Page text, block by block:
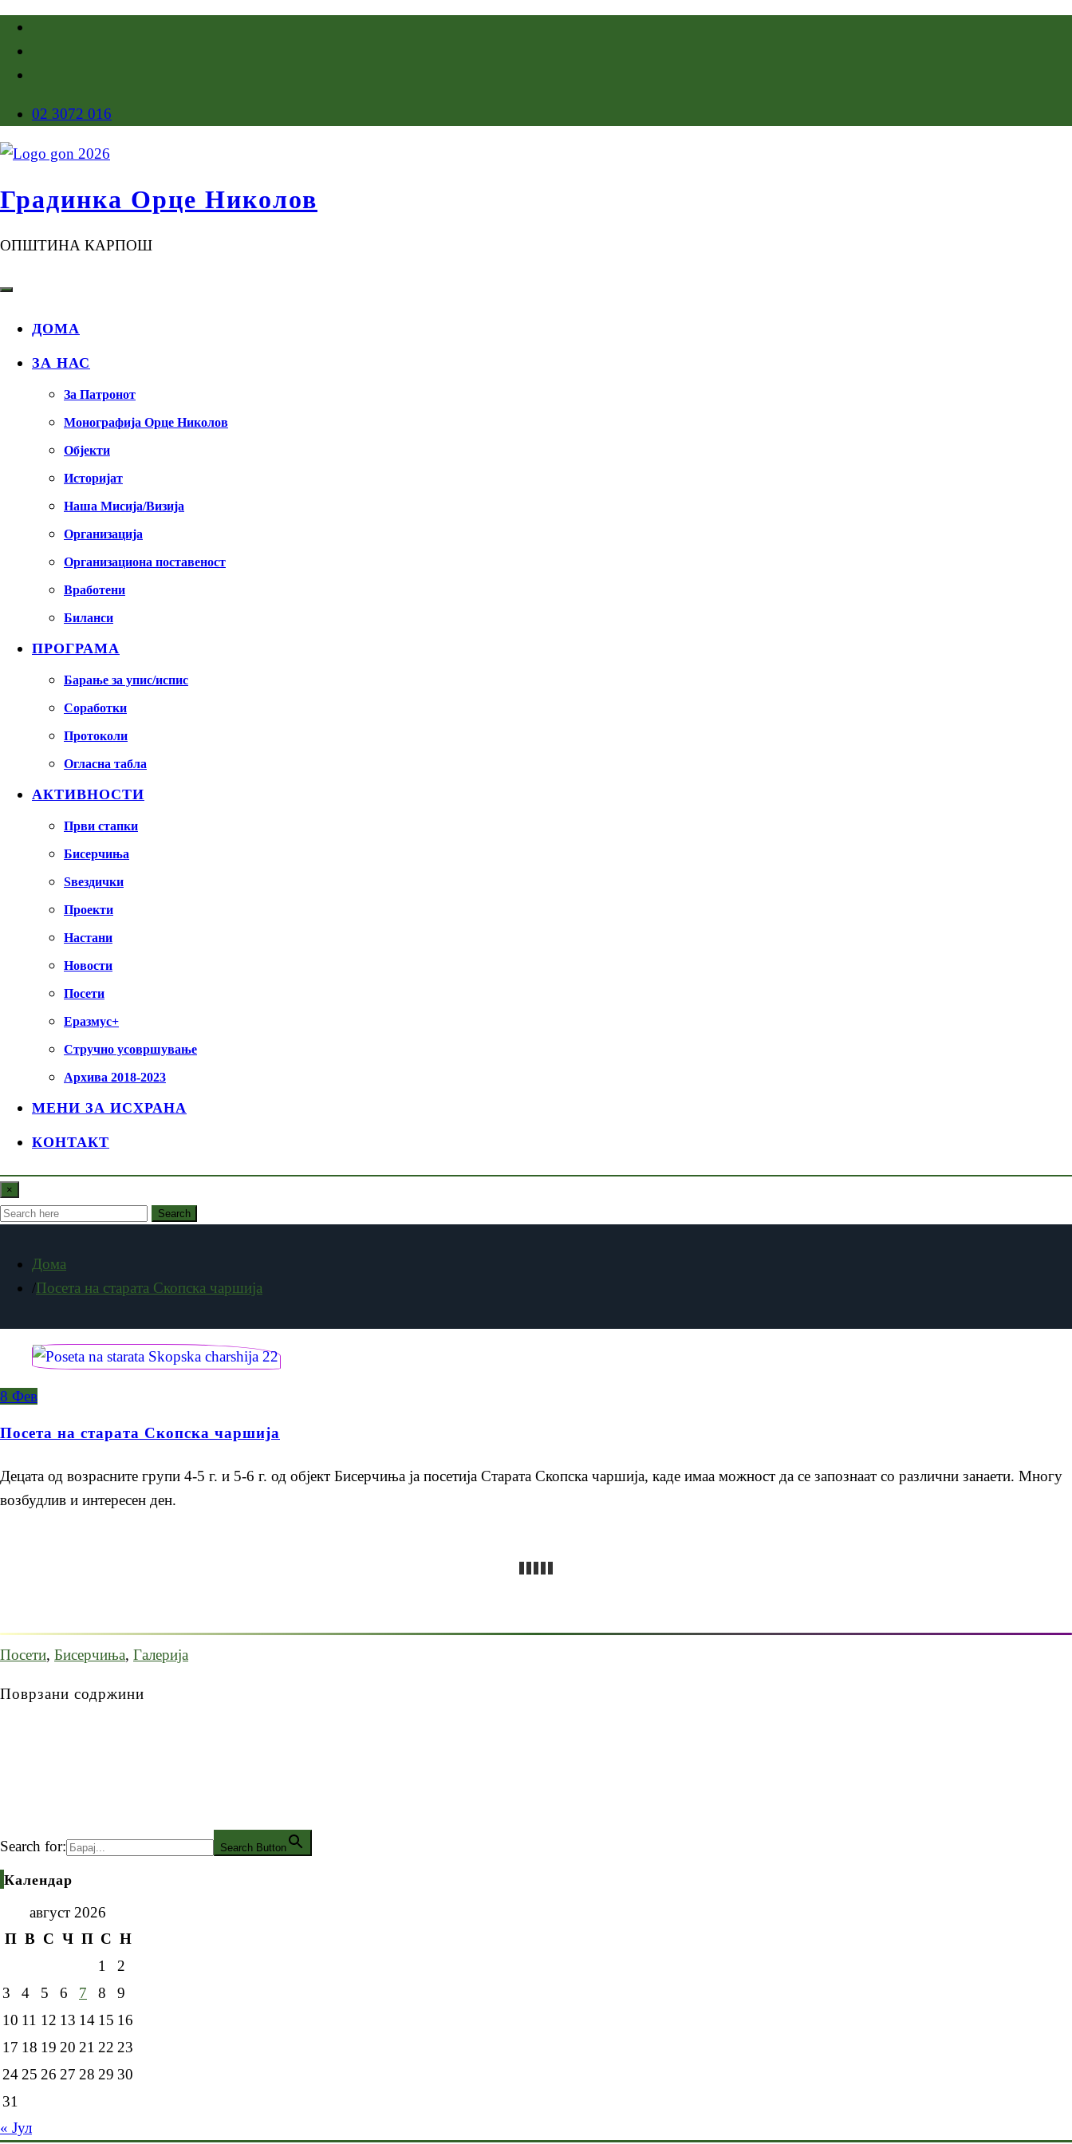
02 3072 016
Градинка Орце Николов
ОПШТИНА КАРПОШ
ДОМА
ЗА НАС
За Патронот
Монографија Орце Николов
Објекти
Историјат
Наша Мисија/Визија
Организација
Организациона поставеност
Вработени
Биланси
ПРОГРАМА
Барање за упис/испис
Соработки
Протоколи
Огласна табла
АКТИВНОСТИ
Први стапки
Бисерчиња
Ѕвездички
Проекти
Настани
Новости
Посети
Еразмус+
Стручно усовршување
Архива 2018-2023
МЕНИ ЗА ИСХРАНА
КОНТАКТ
×
Search
Дома
Посета на старата Скопска чаршија
8 Фев
Посета на старата Скопска чаршија
Децата од возрасните групи 4-5 г. и 5-6 г. од објект Бисерчиња ја посетија Старата Скопска чаршија, каде имаа можност да се запознаат со различни занаети. Многу
возбудлив и интересен ден.
Посети, Бисерчиња, Галерија
Поврзани содржини
Search for: Search Button
Календар
август 2026
П В С Ч П С Н
1
2
3
4 5 6 7 8
9
10 11 12 13 14 15 16
17 18 19 20 21 22 23
24 25 26 27 28 29 30
31
« Јул